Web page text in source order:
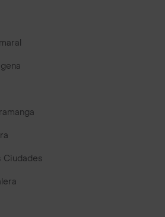
Ciudades